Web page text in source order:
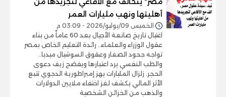
أهليتها ونهب مليارات العمر
الخميس 09/يوليو/2026 - 03:09 م
اغتيال تاريخ صانعة الأجيال بعد 60 عاماً من بناء
عقول الوزراء والعلماء.. رائدة التعليم الخاص بمصر
تواجه جحود الصغار وعقوق السوشيال ميديا..
والطب النفسي يرد اعتبارها ويفضح زيف دعوى
الحجر. زلزال المليارات يهز إمبراطورية الدجوي تتبع
الأثر المالي يكشف لغز اختفاء ملايين الدولارات
والذهب من الخزائن الشخصية